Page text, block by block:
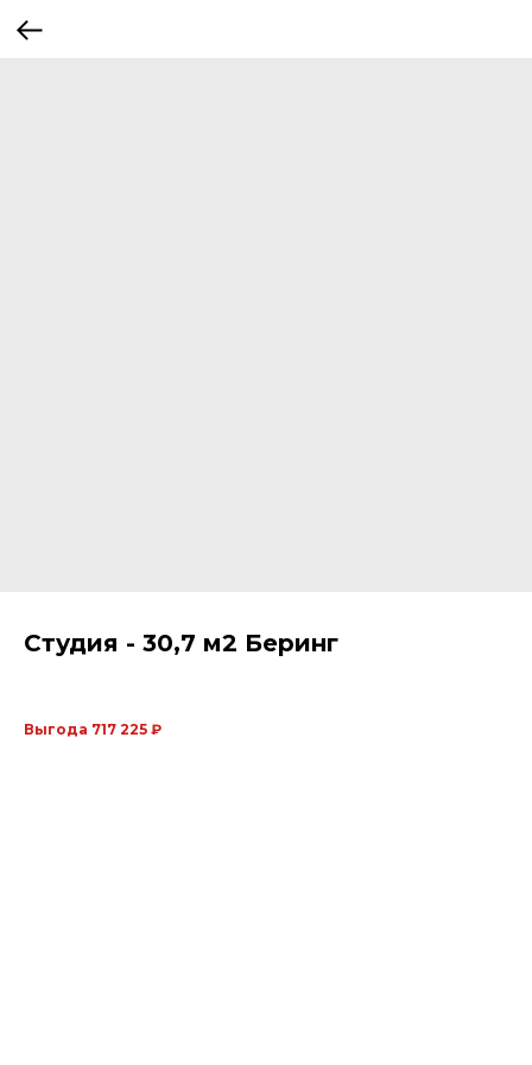
Студия - 30,7 м2 Беринг
Выгода 717 225 ₽